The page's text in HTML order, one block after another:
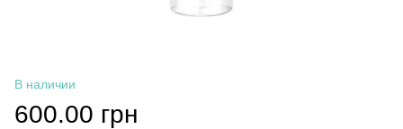
В наличии
600.00 грн